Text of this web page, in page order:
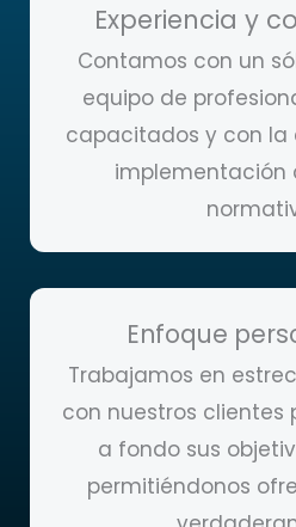
Experiencia y
Contamos con un
equipo de
capacitados y con la
implementación
Enfoque
Trabajamos en
con nuestros clientes
a fondo sus
permitiéndonos